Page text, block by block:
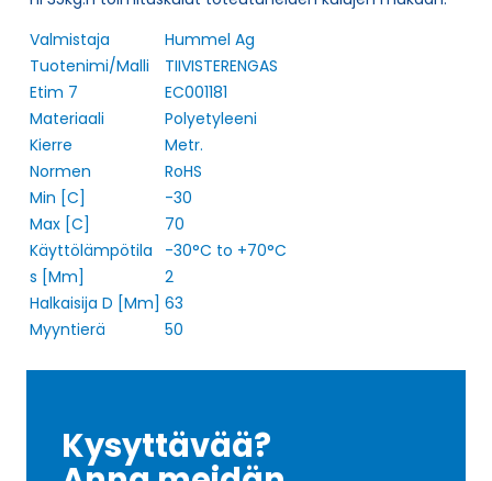
Valmistaja
Hummel Ag
Tuotenimi/Malli
TIIVISTERENGAS
Etim 7
EC001181
Materiaali
Polyetyleeni
Kierre
Metr.
Normen
RoHS
Min [C]
-30
Max [C]
70
Käyttölämpötila
-30°C to +70°C
s [Mm]
2
Halkaisija D [Mm] 63
Myyntierä
50
Kysyttävää?